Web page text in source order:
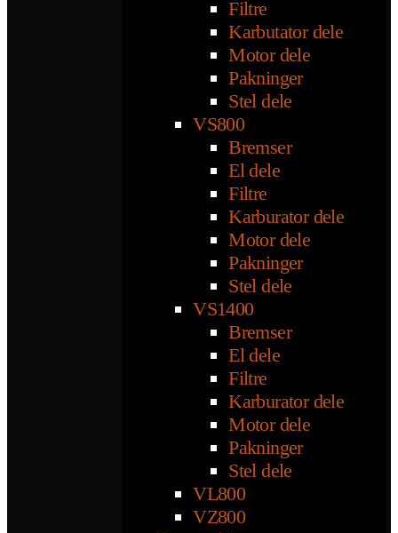
Filtre
Karbutator dele
Motor dele
Pakninger
Stel dele
VS800
Bremser
El dele
Filtre
Karburator dele
Motor dele
Pakninger
Stel dele
VS1400
Bremser
El dele
Filtre
Karburator dele
Motor dele
Pakninger
Stel dele
VL800
VZ800